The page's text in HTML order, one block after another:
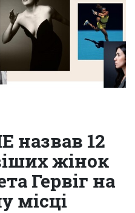
назвав 12
жінок
Гервіг на
місці